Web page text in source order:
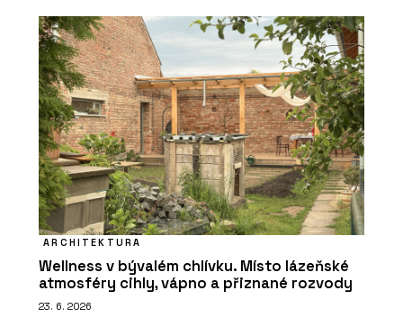
ARCHITEKTURA
Wellness v bývalém chlívku. Místo lázeňské
atmosféry cihly, vápno a přiznané rozvody
23. 6. 2026